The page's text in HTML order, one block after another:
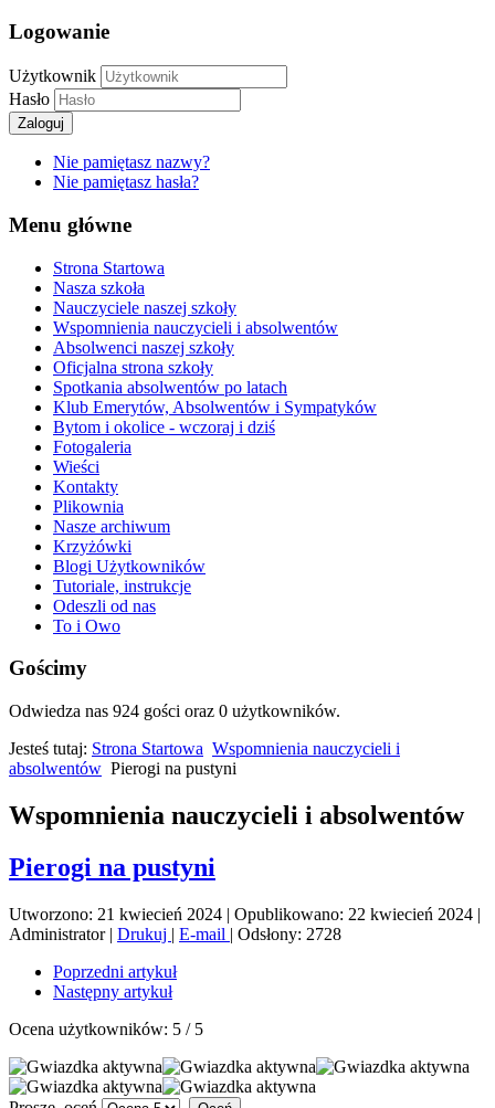
Logowanie
Użytkownik
Hasło
Zaloguj
Nie pamiętasz nazwy?
Nie pamiętasz hasła?
Menu główne
Strona Startowa
Nasza szkoła
Nauczyciele naszej szkoły
Wspomnienia nauczycieli i absolwentów
Absolwenci naszej szkoły
Oficjalna strona szkoły
Spotkania absolwentów po latach
Klub Emerytów, Absolwentów i Sympatyków
Bytom i okolice - wczoraj i dziś
Fotogaleria
Wieści
Kontakty
Plikownia
Nasze archiwum
Krzyżówki
Blogi Użytkowników
Tutoriale, instrukcje
Odeszli od nas
To i Owo
Gościmy
Odwiedza nas 924 gości oraz 0 użytkowników.
Jesteś tutaj: Strona Startowa Wspomnienia nauczycieli i
absolwentów Pierogi na pustyni
Wspomnienia nauczycieli i absolwentów
Pierogi na pustyni
Utworzono: 21 kwiecień 2024 | Opublikowano: 22 kwiecień 2024 |
Administrator| Drukuj | E-mail | Odsłony: 2728
Poprzedni artykuł
Następny artykuł
Ocena użytkowników: 5 / 5